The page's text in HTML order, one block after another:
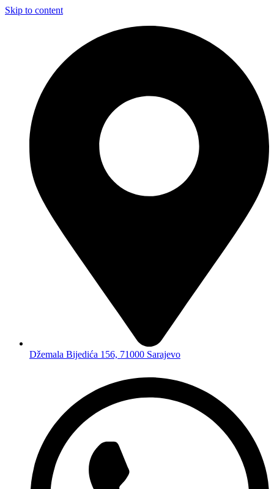
Skip to content
Džemala Bijedića 156, 71000 Sarajevo